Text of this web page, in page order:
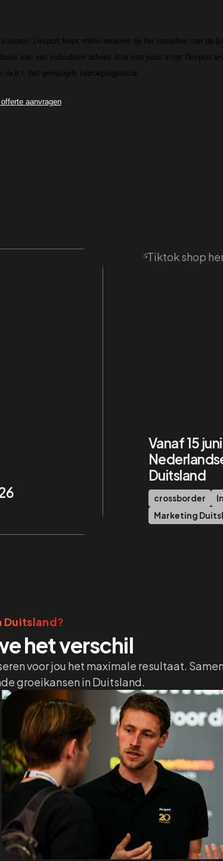
Dexport helpt online retailers bij het opstellen van de
van een individueel advies door een jurist zorgt Dexport
m.b.t. het gewijzigde herroepingsrecht.
aanvragen.
Vanaf 15
Duitsland
crossborder
Marketing
Duitsland?
het verschil
voor jou het maximale resultaat. Samen
groeikansen in Duitsland.